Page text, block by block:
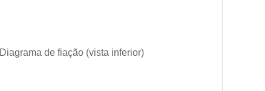
Diagrama de fiação (vista inferior)